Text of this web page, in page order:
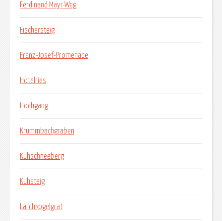
Ferdinand Mayr-Weg
Fischersteig
Franz-Josef-Promenade
Hotelries
Hochgang
Krummbachgraben
Kuhschneeberg
Kuhsteig
Lärchkogelgrat